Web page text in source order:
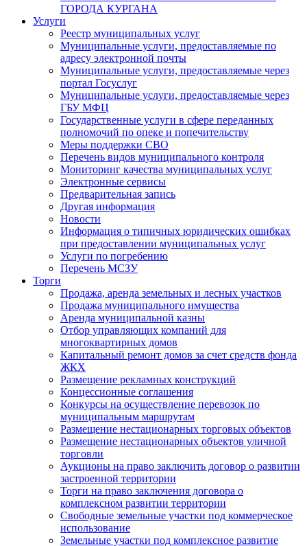
ГОРОДА КУРГАНА
Услуги
Реестр муниципальных услуг
Муниципальные услуги, предоставляемые по
адресу электронной почты
Муниципальные услуги, предоставляемые через
портал Госуслуг
Муниципальные услуги, предоставляемые через
ГБУ МФЦ
Государственные услуги в сфере переданных
полномочий по опеке и попечительству
Меры поддержки СВО
Перечень видов муниципального контроля
Мониторинг качества муниципальных услуг
Электронные сервисы
Предварительная запись
Другая информация
Новости
Информация о типичных юридических ошибках
при предоставлении муниципальных услуг
Услуги по погребению
Перечень МСЗУ
Торги
Продажа, аренда земельных и лесных участков
Продажа муниципального имущества
Аренда муниципальной казны
Отбор управляющих компаний для
многоквартирных домов
Капитальный ремонт домов за счет средств фонда
ЖКХ
Размещение рекламных конструкций
Концессионные соглашения
Конкурсы на осуществление перевозок по
муниципальным маршрутам
Размещение нестационарных торговых объектов
Размещение нестационарных объектов уличной
торговли
Аукционы на право заключить договор о развитии
застроенной территории
Торги на право заключения договора о
комплексном развитии территории
Свободные земельные участки под коммерческое
использование
Земельные участки под комплексное развитие